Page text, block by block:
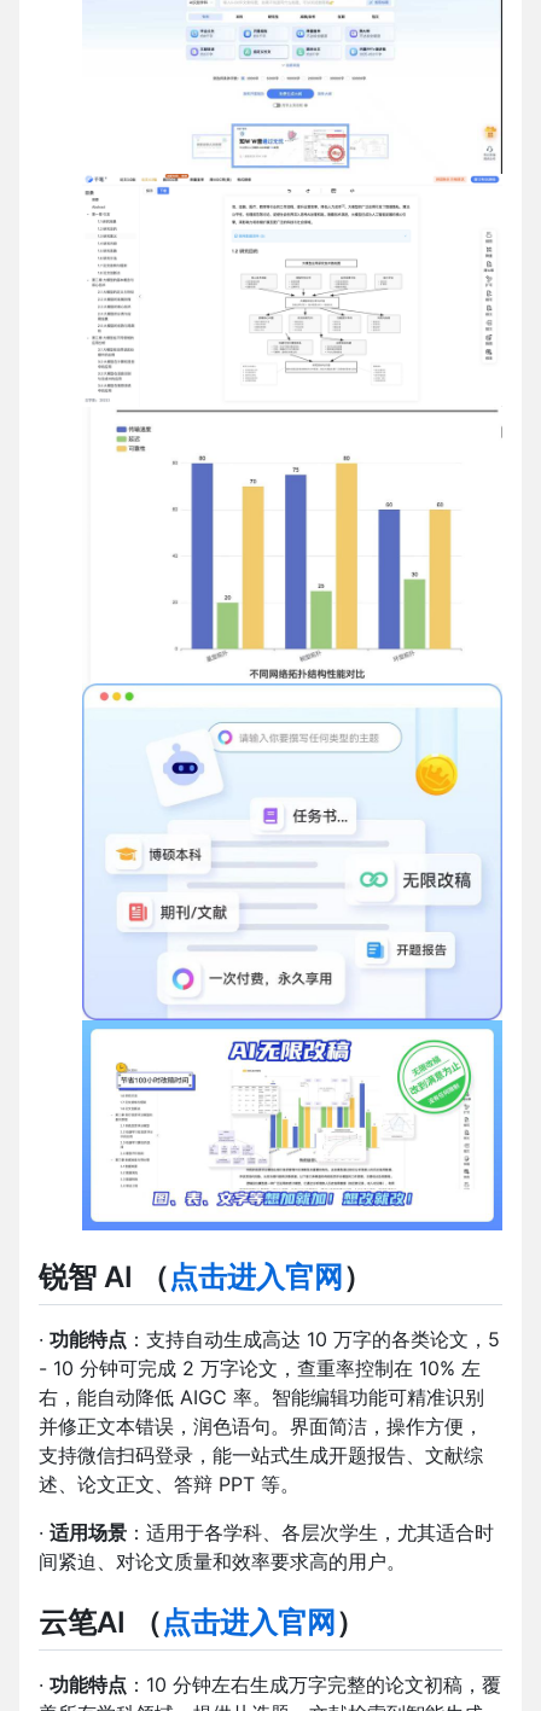
锐智 AI （点击进入官网 ）
· 功能特点 ：支持自动生成高达 10 万字的各类论文，5
- 10 分钟可完成 2 万字论文，查重率控制在 10% 左
右，能自动降低 AIGC 率。智能编辑功能可精准识别
并修正文本错误，润色语句。界面简洁，操作方便，
支持微信扫码登录，能一站式生成开题报告、文献综
述、论文正文、答辩 PPT 等。
· 适用场景 ：适用于各学科、各层次学生，尤其适合时
间紧迫、对论文质量和效率要求高的用户。
云笔AI （点击进入官网 ）
· 功能特点 ：10 分钟左右生成万字完整的论文初稿，覆